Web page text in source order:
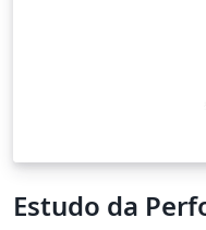
Estudo da